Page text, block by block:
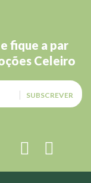
fique a par
Celeiro
SUBSCREVER